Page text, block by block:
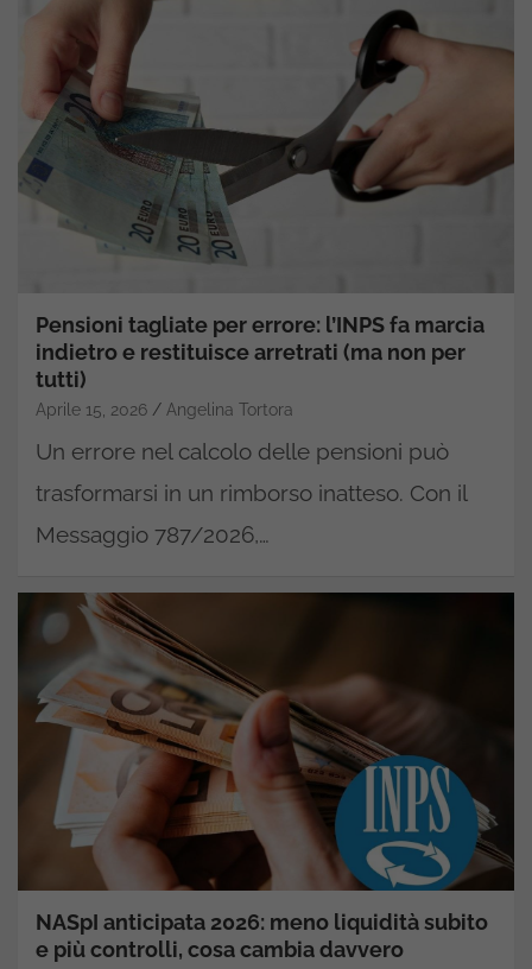
Pensioni tagliate per errore: l’INPS fa marcia
indietro e restituisce arretrati (ma non per
tutti)
Aprile 15, 2026 Angelina Tortora
Un errore nel calcolo delle pensioni può
trasformarsi in un rimborso inatteso. Con il
Messaggio 787/2026,…
NASpI anticipata 2026: meno liquidità subito
e più controlli, cosa cambia davvero